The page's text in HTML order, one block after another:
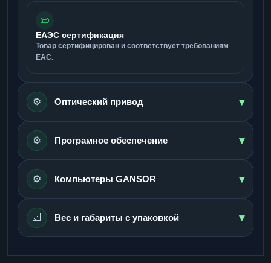
📜
ЕАЭС сертификация
Товар сертифицирован и соответствует требованиям
ЕАС.
⚙️ Оптический привод ▾
⚙️ Програмное обеспечение ▾
⚙️ Компьютеры GANSOR ▾
📐 Вес и габариты с упаковкой ▾